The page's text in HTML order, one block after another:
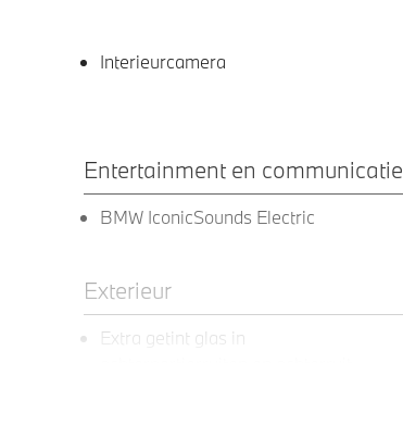
Interieurcamera
Entertainment en communicatie
BMW IconicSounds Electric
Exterieur
Extra getint glas in